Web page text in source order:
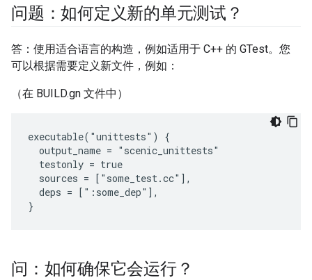
问题：如何定义新的单元测试？
答：使用适合语言的构造，例如适用于 C++ 的 GTest。您
可以根据需要定义新文件，例如：
（在 BUILD.gn 文件中）
executable("unittests") {
  output_name = "scenic_unittests"
  testonly = true
  sources = ["some_test.cc"],
  deps = [":some_dep"],
问：如何确保它会运行？